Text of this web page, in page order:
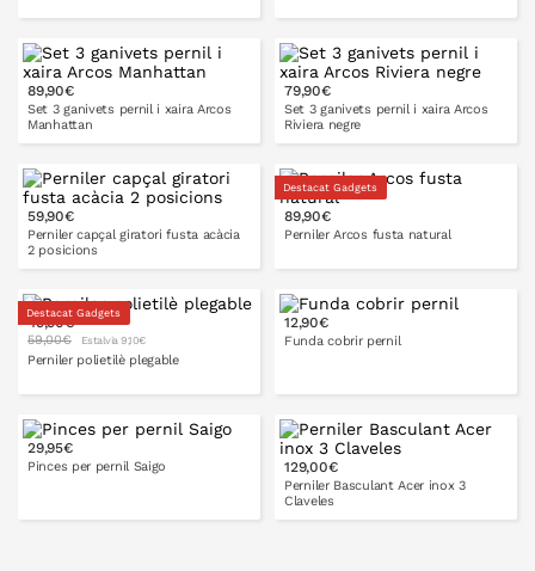
A LA CISTELLA
A LA CISTELLA
89,90€
Set 3 ganivets pernil i xaira Arcos
Manhattan
A LA CISTELLA
79,90€
Set 3 ganivets pernil i xaira Arcos
Riviera negre
A LA CISTELLA
59,90€
Perniler capçal giratori fusta acàcia
2 posicions
A LA CISTELLA
Destacat Gadgets
89,90€
Perniler Arcos fusta natural
A LA CISTELLA
Destacat Gadgets
49,90€
59,00€ Estalvia 9,10€
Perniler polietilè plegable
A LA CISTELLA
12,90€
Funda cobrir pernil
29,95€
Pinces per pernil Saigo 129,00€
Perniler Basculant Acer inox 3
Claveles